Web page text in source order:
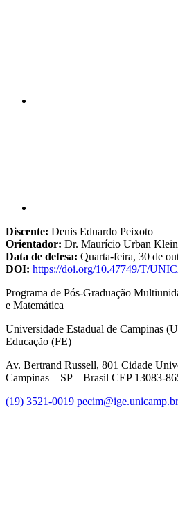
Discente: Denis Eduardo Peixoto
Orientador: Dr. Maurício Urban
Data de defesa: Quarta-feira, 30 de
DOI: https://doi.org/10.47749/T/
Programa de Pós-Graduação
e Matemática
Universidade Estadual de Campinas
Educação (FE)
Av. Bertrand Russell, 801 Cidade
Campinas – SP – Brasil CEP 13083-
(19) 3521-0019 pecim@ige.unicamp.br